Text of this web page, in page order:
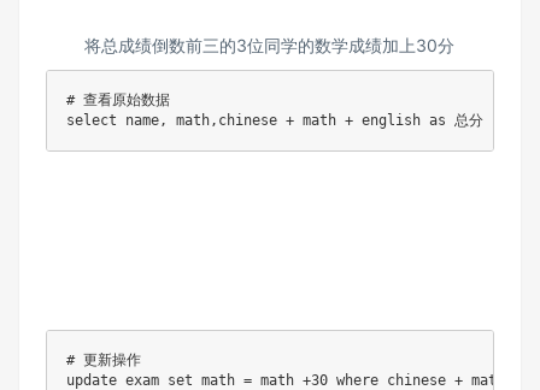
将总成绩倒数前三的3位同学的数学成绩加上30分
# 查看原始数据
select name, math,chinese + math + english as 总分
# 更新操作
update exam set math = math +30 where chinese +